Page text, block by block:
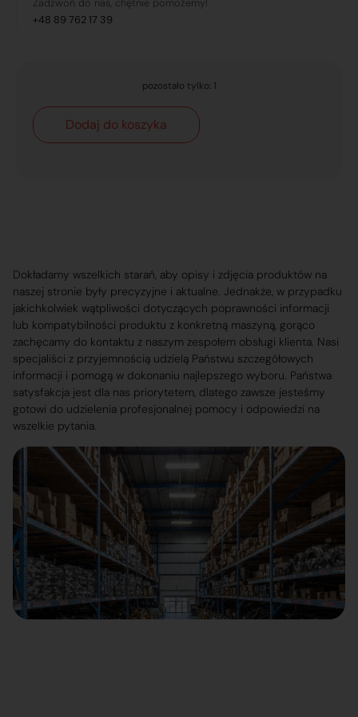
Zadzwoń do nas, chętnie pomożemy!
+48 89 762 17 39
pozostało tylko: 1
Dodaj do koszyka
Dokładamy wszelkich starań, aby opisy i zdjęcia produktów na
naszej stronie były precyzyjne i aktualne. Jednakże, w przypadku
jakichkolwiek wątpliwości dotyczących poprawności informacji
lub kompatybilności produktu z konkretną maszyną, gorąco
zachęcamy do kontaktu z naszym zespołem obsługi klienta. Nasi
specjaliści z przyjemnością udzielą Państwu szczegółowych
informacji i pomogą w dokonaniu najlepszego wyboru. Państwa
satysfakcja jest dla nas priorytetem, dlatego zawsze jesteśmy
gotowi do udzielenia profesjonalnej pomocy i odpowiedzi na
wszelkie pytania.